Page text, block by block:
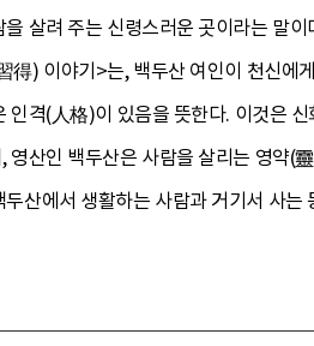
을 살려 주는 신령스러운 곳이라는 말
得) 이야기>는, 백두산 여인이 천신에
인격(人格)이 있음을 뜻한다. 이것은
영산인 백두산은 사람을 살리는 영약(
두산에서 생활하는 사람과 거기서 사는